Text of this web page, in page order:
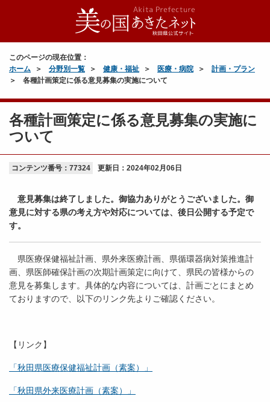
このページの現在位置：
ホーム
分野別一覧 健康・福祉 医療・病院
計画・プラン
各種計画策定に係る意見募集の実施について
各種計画策定に係る意見募集の実施に
ついて
コンテンツ番号：77324 更新日： 2024年02月06日
意見募集は終了しました。御協力ありがとうございました。御
意見に対する県の考え方や対応については、後日公開する予定で
す。
県医療保健福祉計画、県外来医療計画、県循環器病対策推進計
画、県医師確保計画の次期計画策定に向けて、県民の皆様からの
意見を募集します。具体的な内容については、計画ごとにまとめ
ておりますので、以下のリンク先よりご確認ください。
【リンク】
「秋田県医療保健福祉計画（素案）」
「秋田県外来医療計画（素案）」